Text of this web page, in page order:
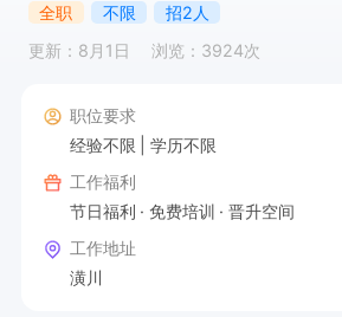
全职 不限
招2人
更新：8月1日
浏览：3924次
职位要求
经验不限
学历不限
工作福利
节日福利
免费培训
晋升空间
工作地址
潢川